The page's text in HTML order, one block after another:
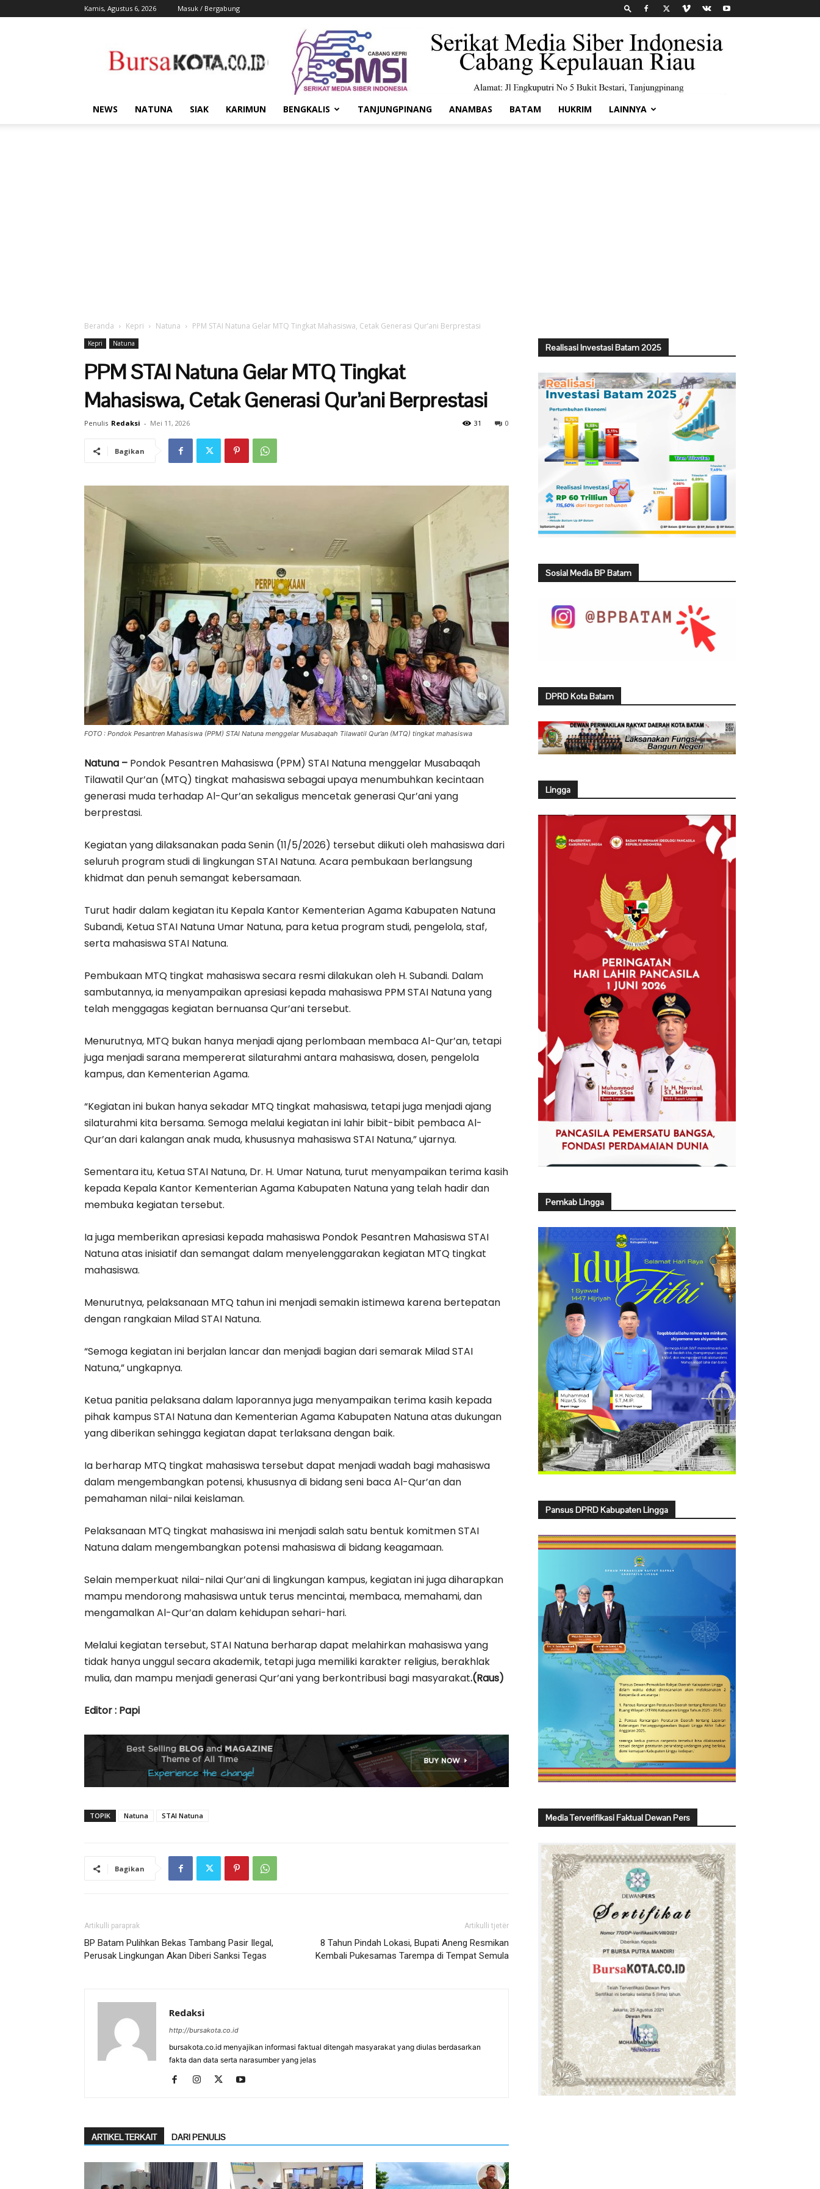
Kamis, Agustus 6, 2026 Masuk / Bergabung
Kota
NEWS NATUNA SIAK KARIMUN BENGKALIS TANJUNGPINANG ANAMBAS BATAM HUKRIM LAINNYA
Beranda Kepri Natuna PPM STAI Natuna Gelar MTQ Tingkat Mahasiswa, Cetak Generasi Qur’ani Berprestasi
Kepri Natuna
PPM STAI Natuna Gelar MTQ Tingkat
Mahasiswa, Cetak Generasi Qur’ani Berprestasi
Penulis Redaksi - Mei 11, 2026 0
31
Bagikan
FOTO : Pondok Pesantren Mahasiswa (PPM) STAI Natuna menggelar Musabaqah Tilawatil Qur’an (MTQ) tingkat mahasiswa
Natuna – Pondok Pesantren Mahasiswa (PPM) STAI Natuna menggelar Musabaqah
Tilawatil Qur’an (MTQ) tingkat mahasiswa sebagai upaya menumbuhkan kecintaan
generasi muda terhadap Al-Qur’an sekaligus mencetak generasi Qur’ani yang
berprestasi.
Kegiatan yang dilaksanakan pada Senin (11/5/2026) tersebut diikuti oleh mahasiswa dari
seluruh program studi di lingkungan STAI Natuna. Acara pembukaan berlangsung
khidmat dan penuh semangat kebersamaan.
Turut hadir dalam kegiatan itu Kepala Kantor Kementerian Agama Kabupaten Natuna
Subandi, Ketua STAI Natuna Umar Natuna, para ketua program studi, pengelola, staf,
serta mahasiswa STAI Natuna.
Pembukaan MTQ tingkat mahasiswa secara resmi dilakukan oleh H. Subandi. Dalam
sambutannya, ia menyampaikan apresiasi kepada mahasiswa PPM STAI Natuna yang
telah menggagas kegiatan bernuansa Qur’ani tersebut.
Menurutnya, MTQ bukan hanya menjadi ajang perlombaan membaca Al-Qur’an, tetapi
juga menjadi sarana mempererat silaturahmi antara mahasiswa, dosen, pengelola
kampus, dan Kementerian Agama.
“Kegiatan ini bukan hanya sekadar MTQ tingkat mahasiswa, tetapi juga menjadi ajang
silaturahmi kita bersama. Semoga melalui kegiatan ini lahir bibit-bibit pembaca Al-
Qur’an dari kalangan anak muda, khususnya mahasiswa STAI Natuna,” ujarnya.
Sementara itu, Ketua STAI Natuna, Dr. H. Umar Natuna, turut menyampaikan terima kasih
kepada Kepala Kantor Kementerian Agama Kabupaten Natuna yang telah hadir dan
membuka kegiatan tersebut.
Ia juga memberikan apresiasi kepada mahasiswa Pondok Pesantren Mahasiswa STAI
Natuna atas inisiatif dan semangat dalam menyelenggarakan kegiatan MTQ tingkat
mahasiswa.
Menurutnya, pelaksanaan MTQ tahun ini menjadi semakin istimewa karena bertepatan
dengan rangkaian Milad STAI Natuna.
“Semoga kegiatan ini berjalan lancar dan menjadi bagian dari semarak Milad STAI
Natuna,” ungkapnya.
Ketua panitia pelaksana dalam laporannya juga menyampaikan terima kasih kepada
pihak kampus STAI Natuna dan Kementerian Agama Kabupaten Natuna atas dukungan
yang diberikan sehingga kegiatan dapat terlaksana dengan baik.
Ia berharap MTQ tingkat mahasiswa tersebut dapat menjadi wadah bagi mahasiswa
dalam mengembangkan potensi, khususnya di bidang seni baca Al-Qur’an dan
pemahaman nilai-nilai keislaman.
Pelaksanaan MTQ tingkat mahasiswa ini menjadi salah satu bentuk komitmen STAI
Natuna dalam mengembangkan potensi mahasiswa di bidang keagamaan.
Selain memperkuat nilai-nilai Qur’ani di lingkungan kampus, kegiatan ini juga diharapkan
mampu mendorong mahasiswa untuk terus mencintai, membaca, memahami, dan
mengamalkan Al-Qur’an dalam kehidupan sehari-hari.
Melalui kegiatan tersebut, STAI Natuna berharap dapat melahirkan mahasiswa yang
tidak hanya unggul secara akademik, tetapi juga memiliki karakter religius, berakhlak
mulia, dan mampu menjadi generasi Qur’ani yang berkontribusi bagi masyarakat.(Raus)
Editor : Papi
TOPIK Natuna STAI Natuna
Bagikan
Artikulli paraprak
BP Batam Pulihkan Bekas Tambang Pasir Ilegal,
Perusak Lingkungan Akan Diberi Sanksi Tegas
Artikulli tjetër
8 Tahun Pindah Lokasi, Bupati Aneng Resmikan
Kembali Pukesamas Tarempa di Tempat Semula
Redaksi
http://bursakota.co.id
bursakota.co.id menyajikan informasi faktual ditengah masyarakat yang diulas berdasarkan
fakta dan data serta narasumber yang jelas
ARTIKEL TERKAIT DARI PENULIS
Realisasi Investasi Batam 2025
Sosial Media BP Batam
DPRD Kota Batam
Lingga
Pemkab Lingga
Pansus DPRD Kabupaten Lingga
Media Terverifikasi Faktual Dewan Pers